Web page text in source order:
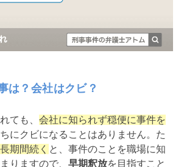
は？会社はクビ？
ても、 会社に知られず穏便に事件を
にクビになることはありません。た
期間続く と、事件のことを職場に知
りますので、 早期釈放を目指すこと